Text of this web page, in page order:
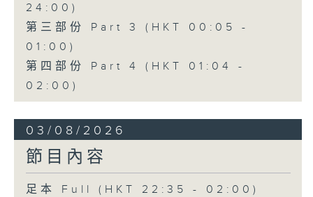
24:00)
第三部份 Part 3 (HKT 00:05 -
01:00)
第四部份 Part 4 (HKT 01:04 -
02:00)
03/08/2026
節目內容
足本 Full (HKT 22:35 - 02:00)